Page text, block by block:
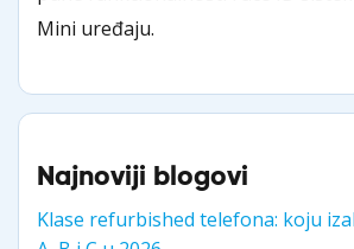
Mini uređaju.
Najnoviji blogovi
Klase refurbished telefona: koju